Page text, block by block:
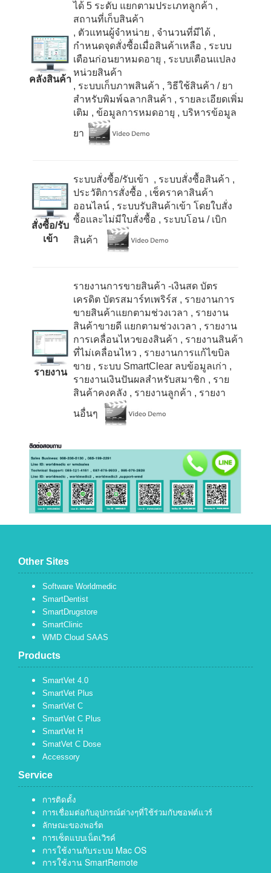
คลังสินค้า
ได้ 5 ระดับ แยกตามประเภทลูกค้า ,
สถานที่เก็บสินค้า
, ตัวแทนผู้จำหน่าย , จำนวนที่มีได้ ,
กำหนดจุดสั่งซื้อเมื่อสินค้าเหลือ , ระบบ
เตือนก่อนยาหมดอายุ , ระบบเตือนแปลง
หน่วยสินค้า
, ระบบเก็บภาพสินค้า , วิธีใช้สินค้า / ยา
สำหรับพิมพ์ฉลากสินค้า , รายละเอียดเพิ่ม
เติม , ข้อมูลการหมดอายุ , บริหารข้อมูล
ยา
สั่งซื้อ/รับ
เข้า
ระบบสั่งซื้อ/รับเข้า , ระบบสั่งซื้อสินค้า ,
ประวัติการสั่งซื้อ , เช็คราคาสินค้า
ออนไลน์ , ระบบรับสินค้าเข้า โดยใบสั่ง
ซื้อและไม่มีใบสั่งซื้อ , ระบบโอน / เบิก
สินค้า
รายงาน
รายงานการขายสินค้า -เงินสด บัตร
เครดิต บัตรสมาร์ทเพริร์ส , รายงานการ
ขายสินค้าแยกตามช่วงเวลา , รายงาน
สินค้าขายดี แยกตามช่วงเวลา , รายงาน
การเคลื่อนไหวของสินค้า , รายงานสินค้า
ที่ไม่เคลื่อนไหว , รายงานการแก้ไขบิล
ขาย , ระบบ SmartClear ลบข้อมูลเก่า ,
รายงานเงินปันผลสำหรับสมาชิก , ราย
สินค้าคงคลัง , รายงานลูกค้า , รายงา
นอื่นๆ
Other Sites
Software Worldmedic
SmartDentist
SmartDrugstore
SmartClinic
WMD Cloud SAAS
Products
SmartVet 4.0
SmartVet Plus
SmartVet C
SmartVet C Plus
SmartVet H
SmatVet C Dose
Accessory
Service
การติดตั้ง
การเชื่อมต่อกับอุปกรณ์ต่างๆที่ใช้ร่วมกับซอฟต์แวร์
ลักษณะของพอร์ต
การเซ็ตแบบเน็ตเวิรค์
การใช้งานกับระบบ Mac OS
การใช้งาน SmartRemote